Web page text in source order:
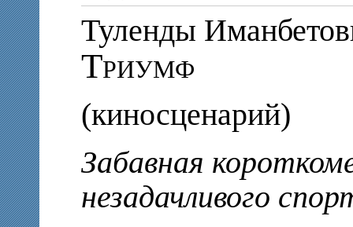
Туленды
Триумф
(киносценарий)
Забавная
незадачливого